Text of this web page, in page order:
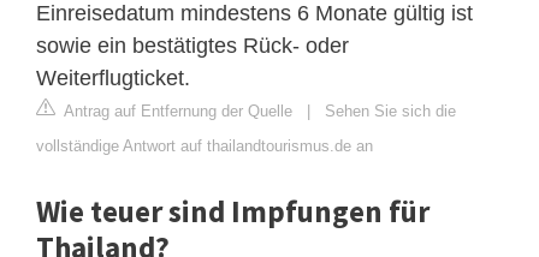
Einreisedatum mindestens 6 Monate gültig ist
sowie ein bestätigtes Rück- oder
Weiterflugticket.
Antrag auf Entfernung der Quelle
Sehen Sie sich die
vollständige Antwort auf thailandtourismus.de an
Wie teuer sind Impfungen für
Thailand?